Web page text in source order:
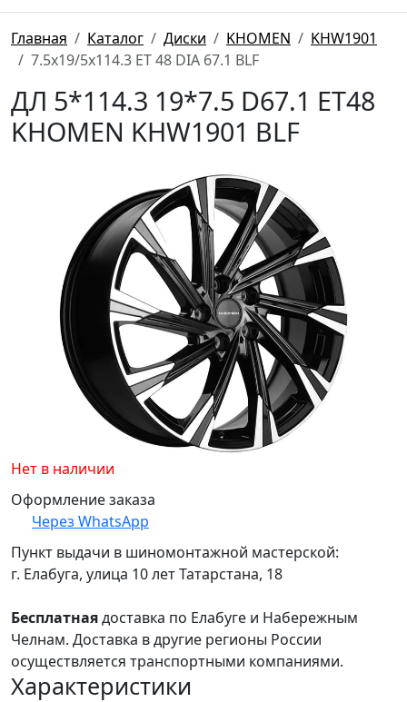
Главная Каталог Диски KHOMEN
KHW1901
7.5x19/5x114.3 ET 48 DIA 67.1 BLF
ДЛ 5*114.3 19*7.5 D67.1 ET48
KHOMEN KHW1901 BLF
Нет в наличии
Оформление заказа
Через WhatsApp
Пункт выдачи в шиномонтажной мастерской:
г. Елабуга, улица 10 лет Татарстана, 18
Бесплатнаядоставка по Елабуге и Набережным
Челнам. Доставка в другие регионы России
осуществляется транспортными компаниями.
Характеристики